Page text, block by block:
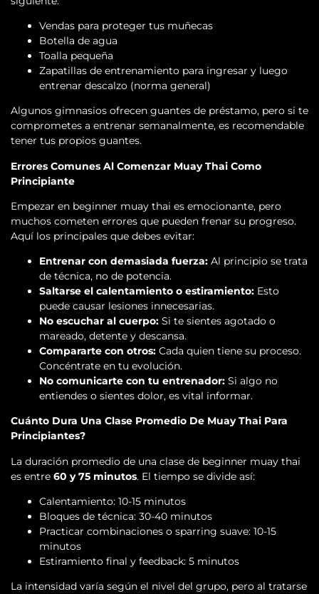
Vendas para proteger tus muñecas
Botella de agua
Toalla pequeña
Zapatillas de entrenamiento para ingresar y luego
entrenar descalzo (norma general)
Algunos gimnasios ofrecen guantes de préstamo, pero si te
comprometes a entrenar semanalmente, es recomendable
tener tus propios guantes.
Errores Comunes Al Comenzar Muay Thai Como
Principiante
Empezar en beginner muay thai es emocionante, pero
muchos cometen errores que pueden frenar su progreso.
Aquí los principales que debes evitar:
Entrenar con demasiada fuerza: Al principio se trata
de técnica, no de potencia.
Saltarse el calentamiento o estiramiento: Esto
puede causar lesiones innecesarias.
No escuchar al cuerpo: Si te sientes agotado o
mareado, detente y descansa.
Compararte con otros: Cada quien tiene su proceso.
Concéntrate en tu evolución.
No comunicarte con tu entrenador: Si algo no
entiendes o sientes dolor, es vital informar.
Cuánto Dura Una Clase Promedio De Muay Thai Para
Principiantes?
La duración promedio de una clase de beginner muay thai
es entre 60 y 75 minutos. El tiempo se divide así:
Calentamiento: 10-15 minutos
Bloques de técnica: 30-40 minutos
Practicar combinaciones o sparring suave: 10-15
minutos
Estiramiento final y feedback: 5 minutos
La intensidad varía según el nivel del grupo, pero al tratarse